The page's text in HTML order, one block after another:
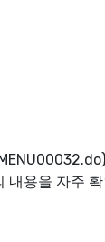
용을 자주